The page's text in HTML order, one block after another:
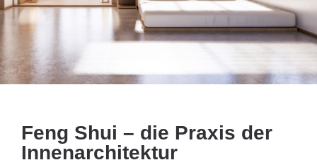
Feng Shui – die Praxis der
Innenarchitektur